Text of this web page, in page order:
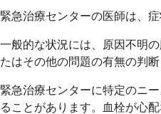
緊急治療センターの医師は、
一般的な状況には、原因不明
たはその他の問題の有無の判
緊急治療センターに特定のニ
ることがあります。血栓が心